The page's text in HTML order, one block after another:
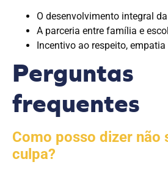
O desenvolvimento integral
A parceria entre família e
Incentivo ao respeito,
Perguntas
frequentes
Como posso dizer não
culpa?